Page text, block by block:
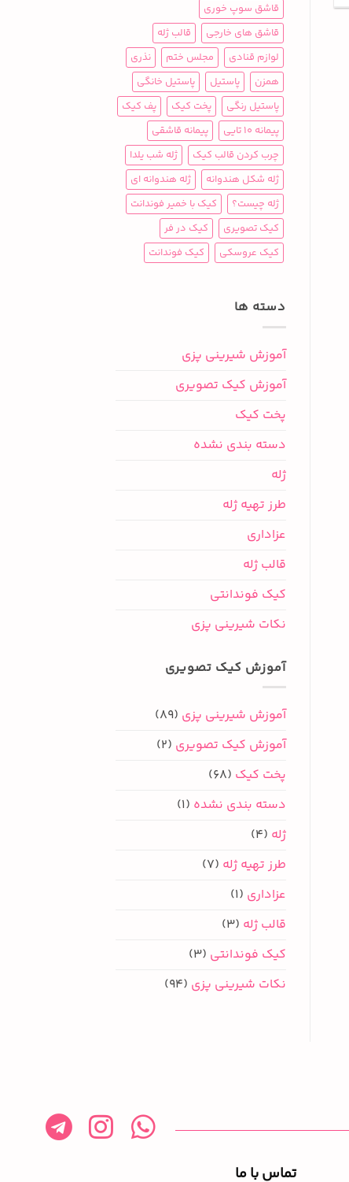
قاشق سوپ خوری
قاشق های خارجی
قالب ژله
لوازم قنادی
مجلس ختم
نذری
همزن
پاستیل
پاستیل خانگی
پاستیل رنگی
پخت کیک
پف کیک
پیمانه 10 تایی
پیمانه قاشقی
چرب کردن قالب کیک
ژله شب یلدا
ژله شکل هندوانه
ژله هندوانه ای
ژله چیست؟
کیک با خمیر فوندانت
کیک تصویری
کیک در فر
کیک عروسکی
کیک فوندانت
دسته ها
آموزش شیرینی پزی
آموزش کیک تصویری
پخت کیک
دسته بندی نشده
ژله
طرز تهیه ژله
عزاداری
قالب ژله
کیک فوندانتی
نکات شیرینی پزی
آموزش کیک تصویری
آموزش شیرینی پزی (89)
آموزش کیک تصویری (2)
پخت کیک (68)
دسته بندی نشده (1)
ژله (4)
طرز تهیه ژله (7)
عزاداری (1)
قالب ژله (3)
کیک فوندانتی (3)
نکات شیرینی پزی (94)
تماس با ما